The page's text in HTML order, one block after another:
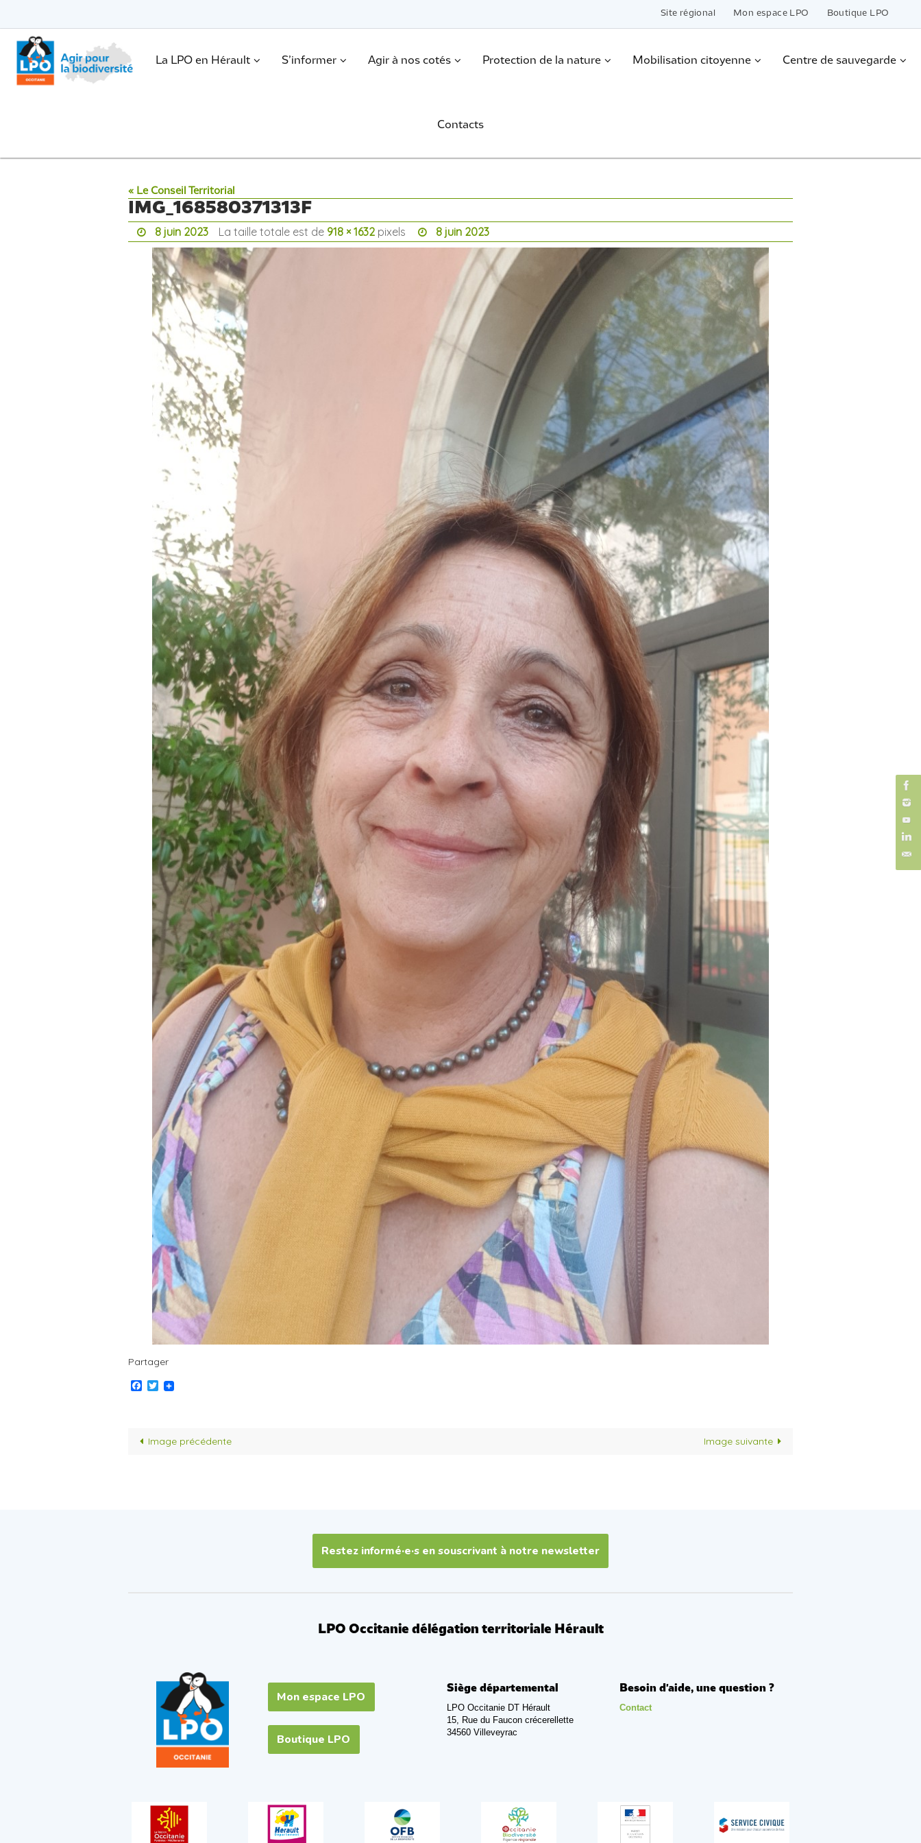
le
contenu
Site régional Mon espace LPO Boutique LPO
Passer
contenu
. La LPO en Hérault S’informer Agir à nos cotés Protection de la nature Mobilisation citoyenne Centre de sauvegarde
Contacts
« Le Conseil Territorial
IMG_168580371313F
8 juin 2023 La taille totale est de 918 × 1632pixels 8 juin 2023
Partager
Facebook
Twitter
Image précédente Image suivante
Restez informé·e·s en souscrivant à notre newsletter
LPO Occitanie délégation territoriale Hérault
Mon espace LPO
Boutique LPO
Siège départemental
LPO Occitanie DT Hérault
15, Rue du Faucon crécerellette
34560 Villeveyrac
Besoin d'aide, une question ?
Contact